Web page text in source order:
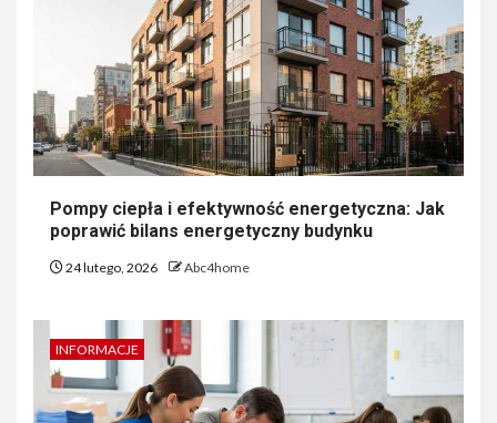
Pompy ciepła i efektywność energetyczna: Jak
poprawić bilans energetyczny budynku
24 lutego, 2026 Abc4home
INFORMACJE